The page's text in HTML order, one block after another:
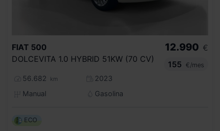
FIAT 500
DOLCEVITA 1.0 HYBRID 51KW (70 CV)
56.682 km
2023
Manual
Gasolina
12.990 €
155
€/mes
ECO